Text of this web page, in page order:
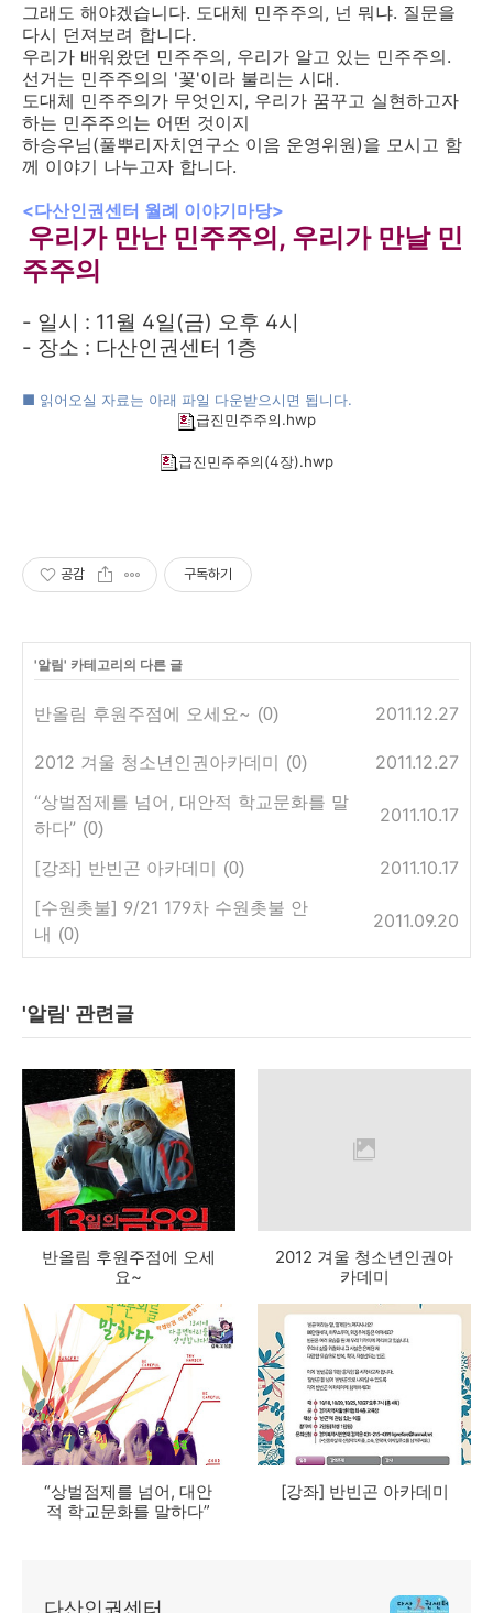
그래도 해야겠습니다. 도대체 민주주의, 넌 뭐냐. 질문을
다시 던져보려 합니다.
우리가 배워왔던 민주주의, 우리가 알고 있는 민주주의.
선거는 민주주의의 '꽃'이라 불리는 시대.
도대체 민주주의가 무엇인지, 우리가 꿈꾸고 실현하고자
하는 민주주의는 어떤 것이지
하승우님(풀뿌리자치연구소 이음 운영위원)을 모시고 함
께 이야기 나누고자 합니다.
<다산인권센터 월례 이야기마당>
우리가 만난 민주주의, 우리가 만날 민
주주의
- 일시 : 11월 4일(금) 오후 4시
- 장소 : 다산인권센터 1층
■ 읽어오실 자료는 아래 파일 다운받으시면 됩니다.
급진민주주의.hwp
급진민주주의(4장).hwp
공감 구독하기
'알림' 카테고리의 다른 글
반올림 후원주점에 오세요~ (0) 2011.12.27
2012 겨울 청소년인권아카데미 (0)
2011.12.27
“상벌점제를 넘어, 대안적 학교문화를 말
하다” (0)
2011.10.17
[강좌] 반빈곤 아카데미 (0)
2011.10.17
[수원촛불] 9/21 179차 수원촛불 안
내 (0)
2011.09.20
'알림' 관련글
반올림 후원주점에 오세
요~
2012 겨울 청소년인권아
카데미
“상벌점제를 넘어, 대안
적 학교문화를 말하다”
[강좌] 반빈곤 아카데미
다산인권센터